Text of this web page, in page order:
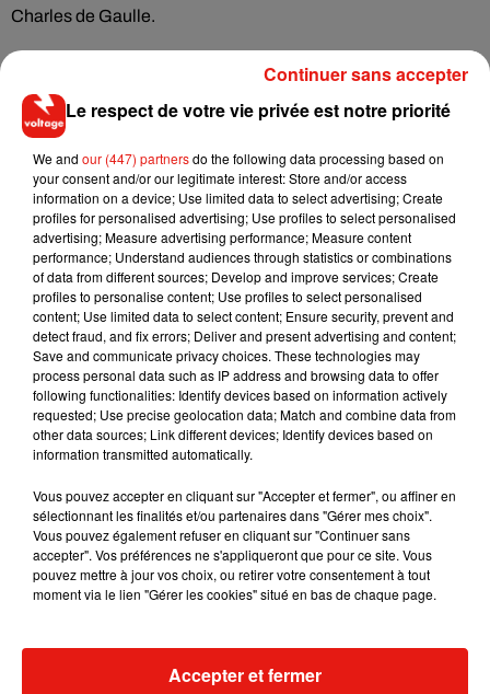
Charles de Gaulle.
Musique
6 août 2026
Il y a 10 ans, DJ Snake changeait de
dimension avec son premier...
3 août 2026
Fred again.. et Latin Mafia dévoilent enfin
leur mixtape créée en...
31 juillet 2026
Swedish House Mafia et Lykke Li
dévoilent « Happiness Is So Sad »
31 juillet 2026
Le respect de votre vie privée est notre priorité
We and our (447) partnersdo the following data processing based on
your consent and/or our legitimate interest: Store and/or access
information on a device; Use limited data to select advertising; Create
profiles for personalised advertising; Use profiles to select personalised
advertising; Measure advertising performance; Measure content
performance; Understand audiences through statistics or combinations
of data from different sources; Develop and improve services; Create
profiles to personalise content; Use profiles to select personalised
content; Use limited data to select content; Ensure security, prevent and
detect fraud, and fix errors; Deliver and present advertising and content;
Save and communicate privacy choices. These technologies may
process personal data such as IP address and browsing data to offer
following functionalities: Identify devices based on information actively
requested; Use precise geolocation data; Match and combine data from
other data sources; Link different devices; Identify devices based on
information transmitted automatically.
Vous pouvez accepter en cliquant sur "Accepter et fermer", ou affiner en
sélectionnant les finalités et/ou partenaires dans "Gérer mes choix".
Vous pouvez également refuser en cliquant sur "Continuer sans
accepter". Vos préférences ne s'appliqueront que pour ce site. Vous
pouvez mettre à jour vos choix, ou retirer votre consentement à tout
moment via le lien "Gérer les cookies" situé en bas de chaque page.
Accepter et fermer
Continuer sans accepter